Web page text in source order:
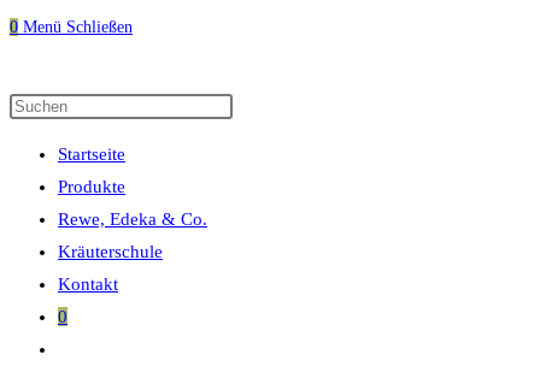
search
0 Menü Schließen
Diese
durchsuchen
Startseite
Produkte
Rewe, Edeka & Co.
Kräuterschule
Kontakt
0